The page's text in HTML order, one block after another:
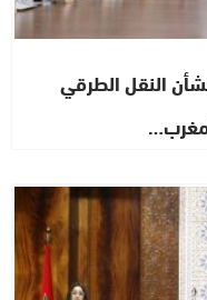
النقل الطرقي